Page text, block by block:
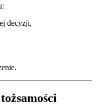
decyzji,